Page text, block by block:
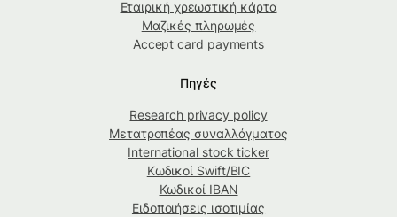
Εταιρική χρεωστική κάρτα
Μαζικές πληρωμές
Accept card payments
Πηγές
Research privacy policy
Μετατροπέας συναλλάγματος
International stock ticker
Κωδικοί Swift/BIC
Κωδικοί IBAN
Ειδοποιήσεις ισοτιμίας